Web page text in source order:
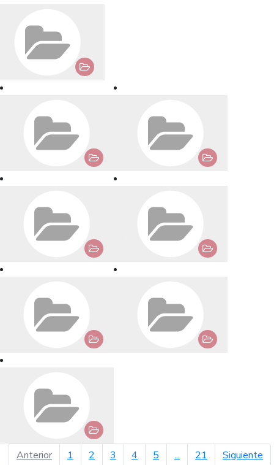
Anteriorpágina anterior
1 2 3 4 5 ... 21 Siguiente